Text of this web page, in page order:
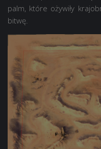
palm, które ożywiły
bitwę.